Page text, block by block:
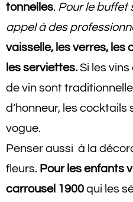
tonnelles. Pour le buffet
appel à des
vaisselle, les verres, les
les serviettes. Si les
de vin sont
d’honneur, les cocktails
vogue.
Penser aussi à la
fleurs. Pour les enfants
carrousel 1900 qui les